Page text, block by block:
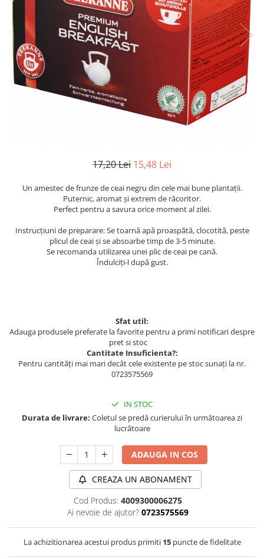
17,20 Lei 15,48 Lei
Un amestec de frunze de ceai negru din cele mai bune plantații.
Puternic, aromat și extrem de răcoritor.
Perfect pentru a savura orice moment al zilei.
Instrucțiuni de preparare: Se toarnă apă proaspătă, clocotită, peste
plicul de ceai și se absoarbe timp de 3-5 minute.
Se recomanda utilizarea unei plic de ceai pe cană.
Îndulciți-l după gust.
Sfat util:
Adauga produsele preferate la favorite pentru a primi notificari despre
pret si stoc
Cantitate Insuficienta?:
Pentru cantități mai mari decât cele existente pe stoc sunați la nr.
0723575569
IN STOC
Durata de livrare: Coletul se predă curierului în următoarea zi
lucrătoare
ADAUGA IN COS
CREAZA UN ABONAMENT
Cod Produs: 4009300006275
Ai nevoie de ajutor? 0723575569
La achizitionarea acestui produs primiti 15puncte de fidelitate